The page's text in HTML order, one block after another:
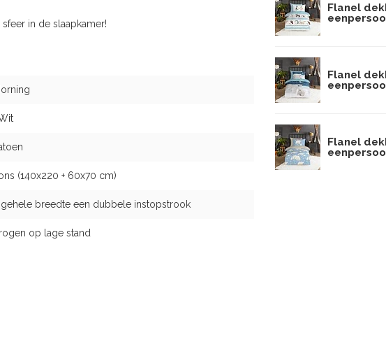
in de slaapkamer!
(140x220 + 60x70 cm)
breedte een dubbele instopstrook
op lage stand
Flanel
Flanel
Flanel